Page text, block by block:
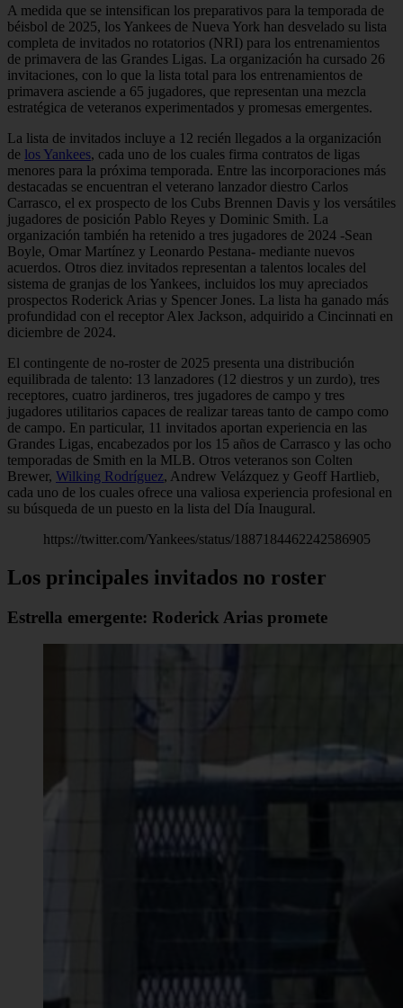
A medida que se intensifican los preparativos para la temporada de
béisbol de 2025, los Yankees de Nueva York han desvelado su lista
completa de invitados no rotatorios (NRI) para los entrenamientos
de primavera de las Grandes Ligas. La organización ha cursado 26
invitaciones, con lo que la lista total para los entrenamientos de
primavera asciende a 65 jugadores, que representan una mezcla
estratégica de veteranos experimentados y promesas emergentes.
La lista de invitados incluye a 12 recién llegados a la organización
de los Yankees, cada uno de los cuales firma contratos de ligas
menores para la próxima temporada. Entre las incorporaciones más
destacadas se encuentran el veterano lanzador diestro Carlos
Carrasco, el ex prospecto de los Cubs Brennen Davis y los versátiles
jugadores de posición Pablo Reyes y Dominic Smith. La
organización también ha retenido a tres jugadores de 2024 -Sean
Boyle, Omar Martínez y Leonardo Pestana- mediante nuevos
acuerdos. Otros diez invitados representan a talentos locales del
sistema de granjas de los Yankees, incluidos los muy apreciados
prospectos Roderick Arias y Spencer Jones. La lista ha ganado más
profundidad con el receptor Alex Jackson, adquirido a Cincinnati en
diciembre de 2024.
El contingente de no-roster de 2025 presenta una distribución
equilibrada de talento: 13 lanzadores (12 diestros y un zurdo), tres
receptores, cuatro jardineros, tres jugadores de campo y tres
jugadores utilitarios capaces de realizar tareas tanto de campo como
de campo. En particular, 11 invitados aportan experiencia en las
Grandes Ligas, encabezados por los 15 años de Carrasco y las ocho
temporadas de Smith en la MLB. Otros veteranos son Colten
Brewer, Wilking Rodríguez, Andrew Velázquez y Geoff Hartlieb,
cada uno de los cuales ofrece una valiosa experiencia profesional en
su búsqueda de un puesto en la lista del Día Inaugural.
https://twitter.com/Yankees/status/1887184462242586905
Los principales invitados no roster
Estrella emergente: Roderick Arias promete